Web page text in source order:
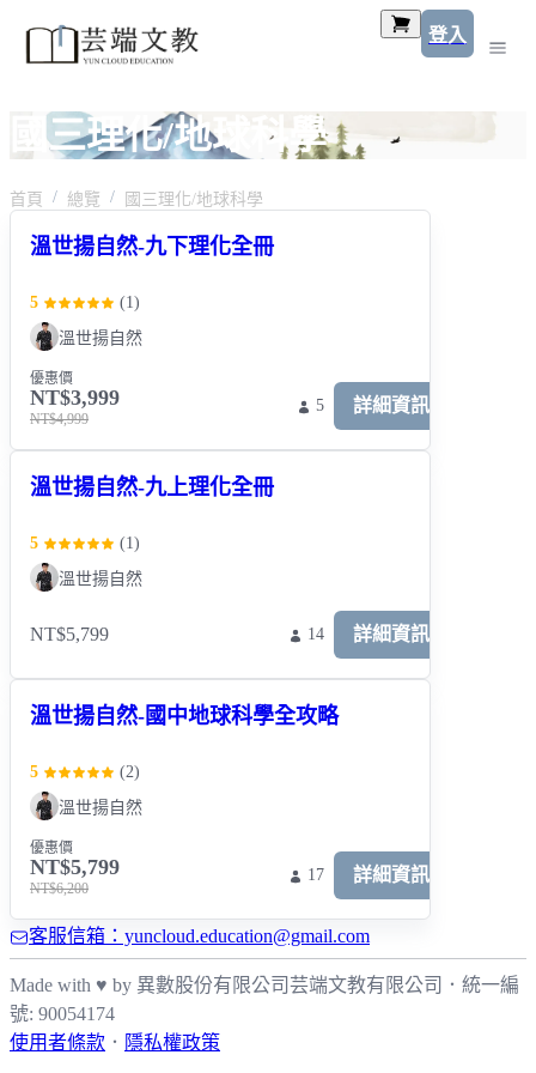
登入
國三理化/地球科學
首頁 總覽 國三理化/地球科學
溫世揚自然-九下理化全冊
5 (1 )
溫世揚自然
優惠價
NT$3,999
NT$4,999
5 詳細資訊
溫世揚自然-九上理化全冊
5 (1 )
溫世揚自然
NT$5,799 14 詳細資訊
溫世揚自然-國中地球科學全攻略
5 (2)
溫世揚自然
優惠價
NT$5,799
NT$6,200
17 詳細資訊
客服信箱：yuncloud.education@gmail.com
Made with ♥ by 異數股份有限公司 芸端文教有限公司 ． 統一編
號: 90054174
使用者條款 ． 隱私權政策